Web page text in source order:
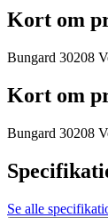
Kort om
Bungard 30208
Kort om
Bungard 30208
Se alle